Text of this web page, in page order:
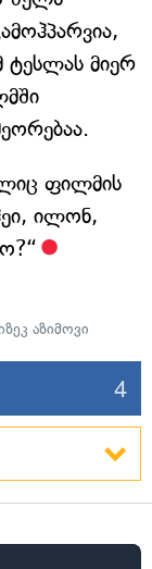
ტესლას მიერ
ფილმის
ილონ,
აზიმოვი
4